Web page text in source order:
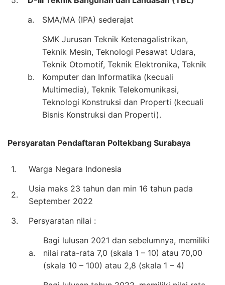
a.
SMA/MA (IPA) sederajat
b.
SMK Jurusan Teknik Ketenagalistrikan,
Teknik Mesin, Teknologi Pesawat Udara,
Teknik Otomotif, Teknik Elektronika, Teknik
Komputer dan Informatika (kecuali
Multimedia), Teknik Telekomunikasi,
Teknologi Konstruksi dan Properti (kecuali
Bisnis Konstruksi dan Properti).
Persyaratan Pendaftaran Poltekbang Surabaya
1. Warga Negara Indonesia
2.
Usia maks 23 tahun dan min 16 tahun pada
September 2022
3.
Persyaratan nilai :
a.
Bagi lulusan 2021 dan sebelumnya, memiliki
nilai rata-rata 7,0 (skala 1 – 10) atau 70,00
(skala 10 – 100) atau 2,8 (skala 1 – 4)